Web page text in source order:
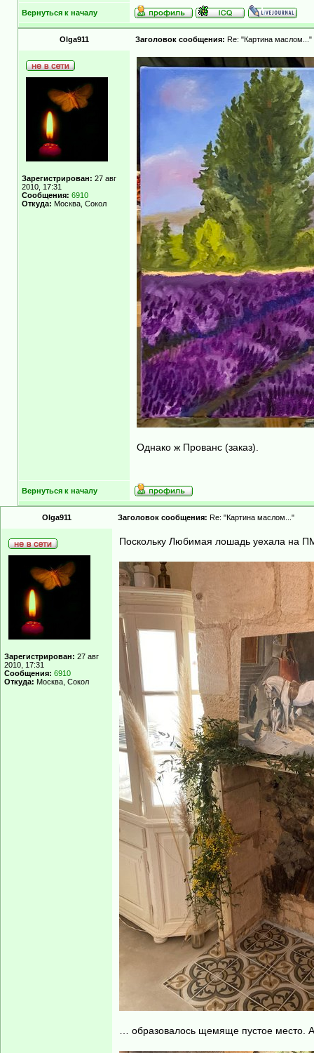
Вернуться к началу
Olga911 Заголовок сообщения: Re: "Картина маслом..."
Зарегистрирован: 27 авг
2010, 17:31
Сообщения: 6910
Откуда: Москва, Сокол
Однако ж Прованс (заказ).
Вернуться к началу
Olga911 Заголовок сообщения: Re: "Картина маслом..."
Зарегистрирован: 27 авг
2010, 17:31
Сообщения: 6910
Откуда: Москва, Сокол
Поскольку Любимая лошадь уехала на
… образовалось щемяще пустое место.